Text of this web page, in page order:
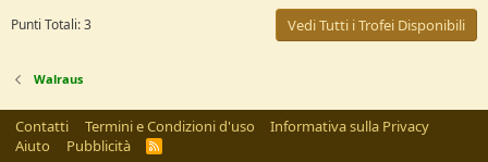
Punti Totali: 3 Vedi Tutti i Trofei Disponibili
Walraus
Contatti Termini e Condizioni d'uso
Informativa sulla Privacy
Aiuto
Pubblicità
R